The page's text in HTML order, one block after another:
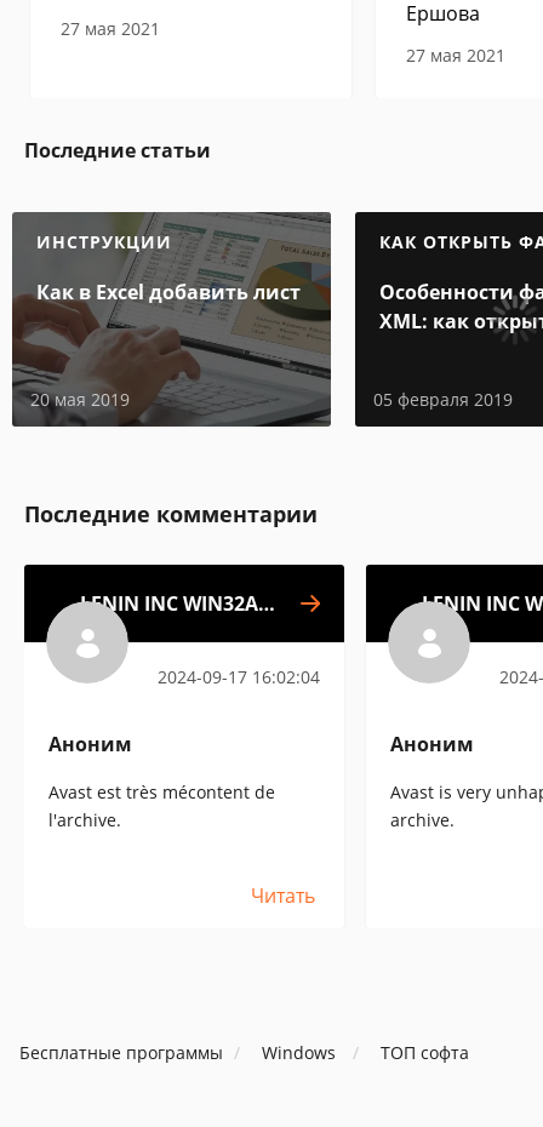
27 мая 2021
Ершова
27 мая 2021
Последние статьи
ИНСТРУКЦИИ
Как в Excel добавить лист
20 мая 2019
КАК ОТКРЫТЬ
Особенности
XML: как
и на
05 февраля 2019
Последние комментарии
LENIN INC WIN32API
2024-09-17 16:02:04
Аноним
Avast est très mécontent de
l'archive.
Читать
LENIN INC
Аноним
Avast is very
archive.
Бесплатные программы Windows ТОП софта